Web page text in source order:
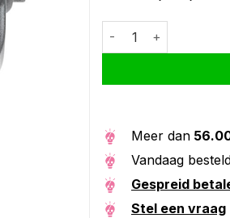
Kryptonite vouwslot
Alternative:
Meer dan
Vandaag
Gespreid
Stel een vraag